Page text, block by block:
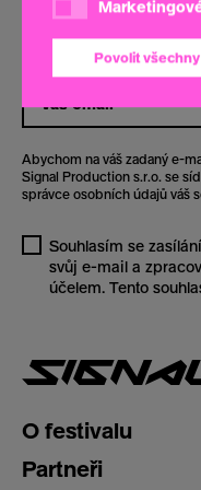
Abychom na váš zadaný e-
Signal Production s.r.o. se
správce osobních údajů váš
Souhlasím se
svůj e-mail a
účelem. Tento
O festivalu
Partneři
Marketingové
Povolit všechny